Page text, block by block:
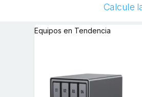
Calcule
Equipos en Tendencia